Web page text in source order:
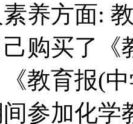
方面: 教
购买了
教育报(
参加化学